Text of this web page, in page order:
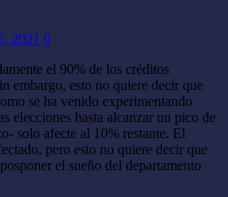
2021 0
el 90% de los créditos
embargo, esto no quiere decir que
se ha venido experimentando
elecciones hasta alcanzar un pico de
solo afecte al 10% restante. El
pero esto no quiere decir que
el sueño del departamento